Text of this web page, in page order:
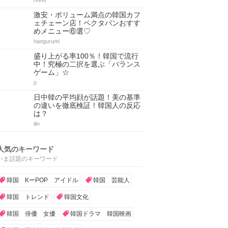
激安・ボリューム満点の韓国カフ
ェチェーン店！ペクタバンおすす
めメニュー⑥選♡
hangurumi
盛り上がる率100％！韓国で流行
中！究極の二択を選ぶ「バランス
ゲーム」☆
p
日中韓の平均顔が話題！美の基準
の違いを徹底検証！韓国人の反応
は？
ilin
気のキーワード
ま話題のキーワード
韓国 KーPOP アイドル 韓国 芸能人
韓国 トレンド 韓国文化
韓国 俳優 女優 韓国ドラマ 韓国映画